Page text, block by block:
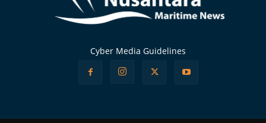
Cyber Media Guidelines